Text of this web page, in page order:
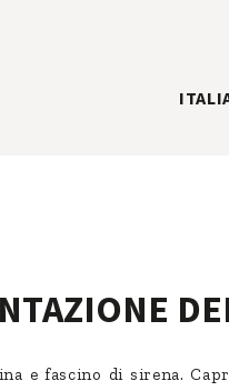
e fascino di sirena.